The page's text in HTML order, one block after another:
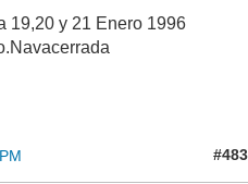
19,20 y 21 Enero 1996
#483